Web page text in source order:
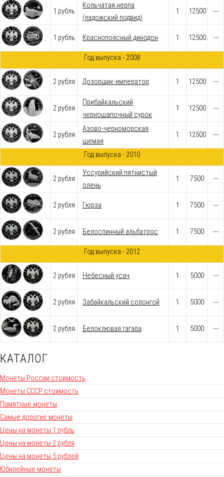
1 рубль
Кольчатая нерпа
(ладожский подвид)
1 12500 ---
1 рубль Краснопоясный динодон 1 12500 ---
Год выпуска - 2008
2 рубля Дозорщик-император 1 12500 ---
2 рубля
Прибайкальский
черношапочный сурок
1 12500 ---
2 рубля
Азово-черноморская
шемая
1 12500 ---
Год выпуска - 2010
2 рубля
Уссурийский пятнистый
олень
1 7500 ---
2 рубля Гюрза 1 7500 ---
2 рубля Белоспинный альбатрос 1 7500 ---
Год выпуска - 2012
2 рубля Небесный усач 1 5000 ---
2 рубля Забайкальский солонгой 1 5000 ---
2 рубля Белоклювая гагара 1 5000 ---
КАТАЛОГ
Монеты России стоимость
Монеты СССР стоимость
Памятные монеты
Самые дорогие монеты
Цены на монеты 1 рубль
Цены на монеты 2 рубля
Цены на монеты 5 рублей
Юбилейные монеты